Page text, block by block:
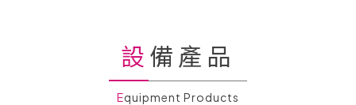
設備產品
Equipment Products